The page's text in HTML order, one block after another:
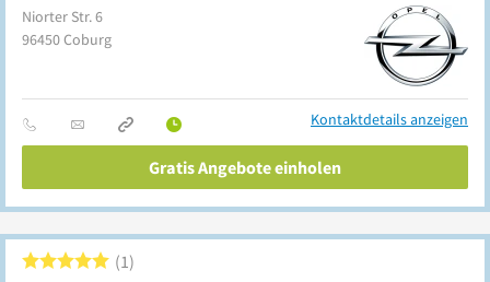
Niorter Str. 6
96450Coburg
Kontaktdetails anzeigen
Gratis Angebote einholen
1